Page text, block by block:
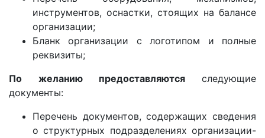
инструментов, оснастки, стоящих на балансе
организации;
Бланк организации с логотипом и полные
реквизиты;
По желанию предоставляются следующие
документы:
Перечень документов, содержащих сведения
о структурных подразделениях организации-